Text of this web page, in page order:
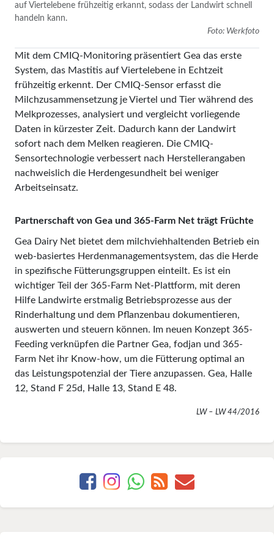
auf Viertelebene frühzeitig erkannt, sodass der Landwirt schnell
handeln kann.
Foto: Werkfoto
Mit dem CMIQ-Monitoring präsentiert Gea das erste
System, das Mastitis auf Viertelebene in Echtzeit
frühzeitig erkennt. Der CMIQ-Sensor erfasst die
Milchzusammensetzung je Viertel und Tier während des
Melkprozesses, analysiert und vergleicht vorliegende
Daten in kürzester Zeit. Dadurch kann der Landwirt
sofort nach dem Melken reagieren. Die CMIQ-
Sensortechnologie verbessert nach Herstellerangaben
nachweislich die Herdengesundheit bei weniger
Arbeitseinsatz.
Partnerschaft von Gea und 365-Farm Net trägt Früchte
Gea Dairy Net bietet dem milchviehhaltenden Betrieb ein
web-basiertes Herdenmanagementsystem, das die Herde
in spezifische Fütterungsgruppen einteilt. Es ist ein
wichtiger Teil der 365-Farm Net-Plattform, mit deren
Hilfe Landwirte erstmalig Betriebsprozesse aus der
Rinderhaltung und dem Pflanzenbau dokumentieren,
auswerten und steuern können. Im neuen Konzept 365-
Feeding verknüpfen die Partner Gea, fodjan und 365-
Farm Net ihr Know-how, um die Fütterung optimal an
das Leistungspotenzial der Tiere anzupassen. Gea, Halle
12, Stand F 25d, Halle 13, Stand E 48.
LW – LW 44/2016